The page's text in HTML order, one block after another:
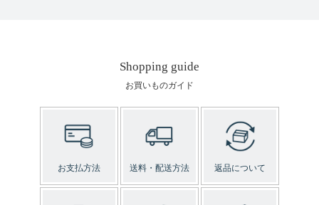
Shopping guide
お買いものガイド
お支払方法 送料・配送方法 返品について